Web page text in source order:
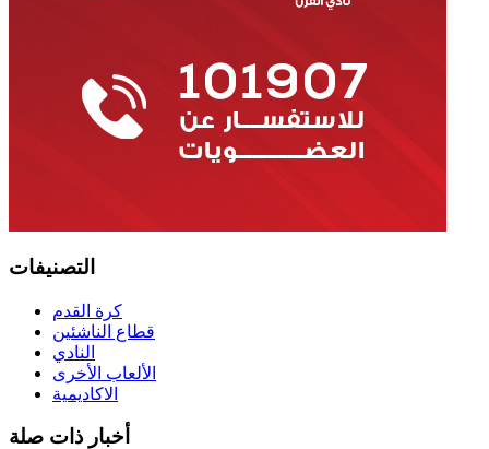
التصنيفات
كرة القدم
قطاع الناشئين
النادي
الألعاب الأخرى
الاكاديمية
أخبار ذات صلة